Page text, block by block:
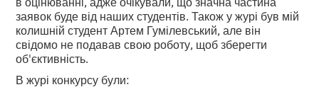
заявок буде від наших студентів. Також у журі був мій
колишній студент Артем Гумілевський, але він
свідомо не подавав свою роботу, щоб зберегти
об'єктивність.
В журі конкурсу були: